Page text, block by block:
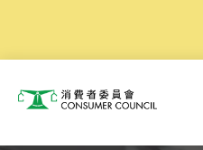
消费者委员会